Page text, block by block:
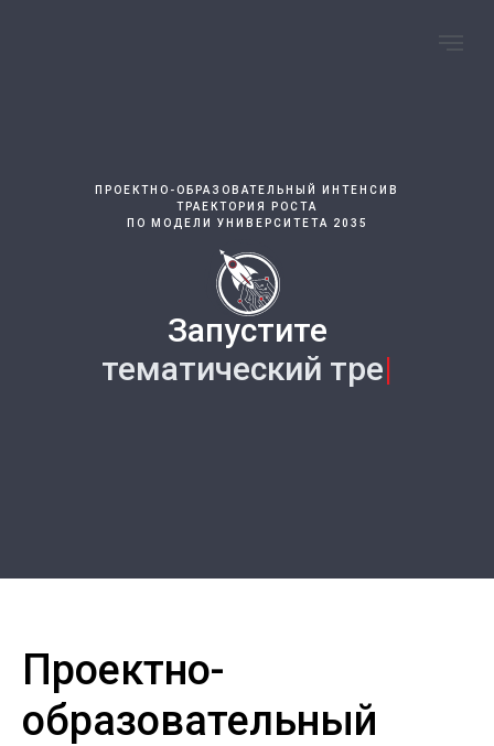
ПРОЕКТНО-ОБРАЗОВАТЕЛЬНЫЙ ИНТЕНСИВ
ТРАЕКТОРИЯ РОСТА
ПО МОДЕЛИ УНИВЕРСИТЕТА 2035
Запуститеразвитие
Проектно-
образовательный